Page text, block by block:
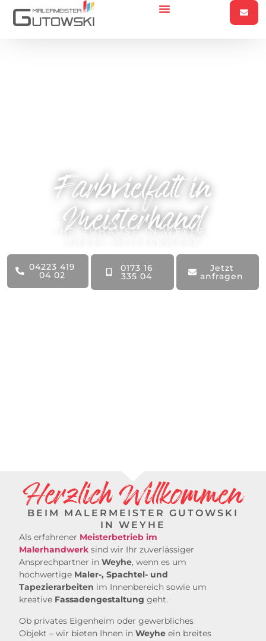
Farbvielfalt in
Meisterhand
IHR ZUHAUSE IN WEYHE,
04223 419
04 02
0173 16
335 04
Jetzt
anfragen
Herzlich Willkommen
BEIM MALERMEISTER GUTOWSKI
IN WEYHE
Als erfahrener Meisterbetrieb im
Malerhandwerk sind wir Ihr zuverlässiger
Ansprechpartner in Weyhe, wenn es um
hochwertige Maler-, Spachtel- und
Tapezierarbeiten im Innenbereich sowie um
kreative Fassadengestaltung geht.
Ob privates Eigenheim oder gewerbliches
Objekt – wir bieten Ihnen in Weyhe ein breites